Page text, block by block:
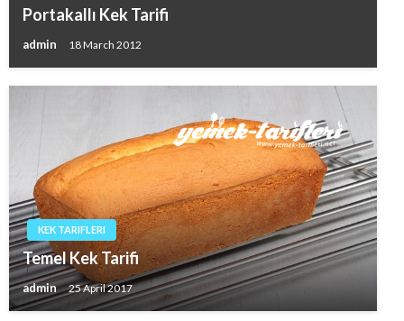
Portakallı Kek Tarifi
admin 18 March 2012
KEK TARIFLERI
Temel Kek Tarifi
admin 25 April 2017